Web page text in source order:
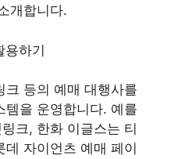
개합니다.
하기
크 등의 예매 대행사를
템을 운영합니다. 예를
크, 한화 이글스는 티
자이언츠 예매 페이